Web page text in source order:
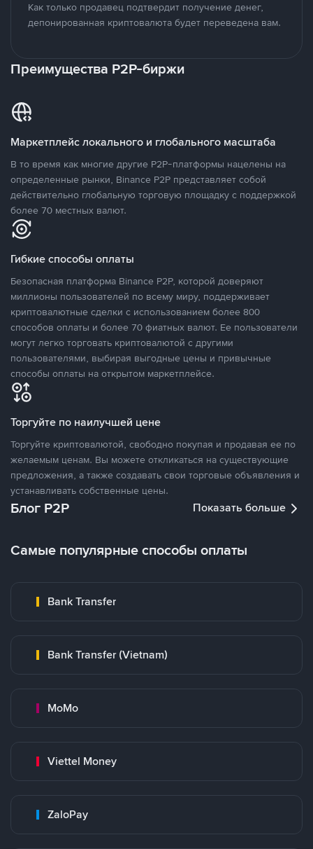
Как только продавец подтвердит получение денег,
депонированная криптовалюта будет переведена вам.
Преимущества P2P-биржи
Маркетплейс локального и глобального масштаба
В то время как многие другие P2P-платформы нацелены на
определенные рынки, Binance P2P представляет собой
действительно глобальную торговую площадку с поддержкой
более 70 местных валют.
Гибкие способы оплаты
Безопасная платформа Binance P2P, которой доверяют
миллионы пользователей по всему миру, поддерживает
криптовалютные сделки с использованием более 800
способов оплаты и более 70 фиатных валют. Ее пользователи
могут легко торговать криптовалютой с другими
пользователями, выбирая выгодные цены и привычные
способы оплаты на открытом маркетплейсе.
Торгуйте по наилучшей цене
Торгуйте криптовалютой, свободно покупая и продавая ее по
желаемым ценам. Вы можете откликаться на существующие
предложения, а также создавать свои торговые объявления и
устанавливать собственные цены.
Блог P2P Показать больше
Самые популярные способы оплаты
Bank Transfer
Bank Transfer (Vietnam)
MoMo
Viettel Money
ZaloPay